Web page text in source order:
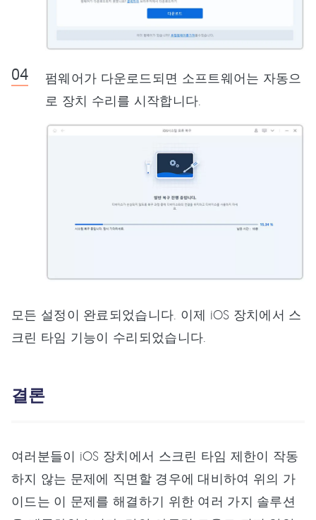
펌웨어가 다운로드되면 소프트웨어는 자동으
로 장치 수리를 시작합니다.
모든 설정이 완료되었습니다. 이제 iOS 장치에서 스
크린 타임 기능이 수리되었습니다.
결론
여러분들이 iOS 장치에서 스크린 타임 제한이 작동
하지 않는 문제에 직면할 경우에 대비하여 위의 가
이드는 이 문제를 해결하기 위한 여러 가지 솔루션